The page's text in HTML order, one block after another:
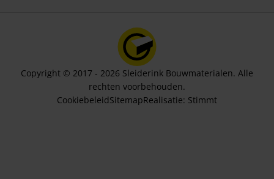
Copyright © 2017 - 2026 Sleiderink Bouwmaterialen. Alle
rechten voorbehouden.
CookiebeleidSitemapRealisatie: Stimmt